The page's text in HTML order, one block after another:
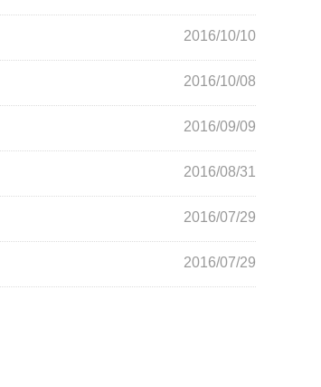
2016/10/10
2016/10/08
2016/09/09
2016/08/31
2016/07/29
2016/07/29